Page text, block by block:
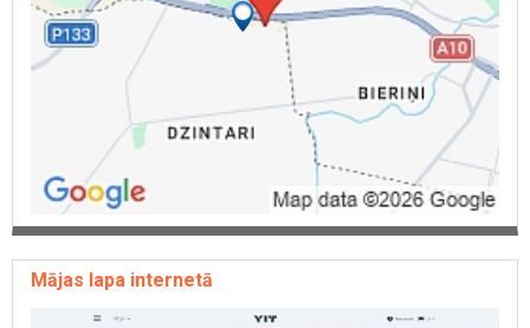
Mājas lapa internetā